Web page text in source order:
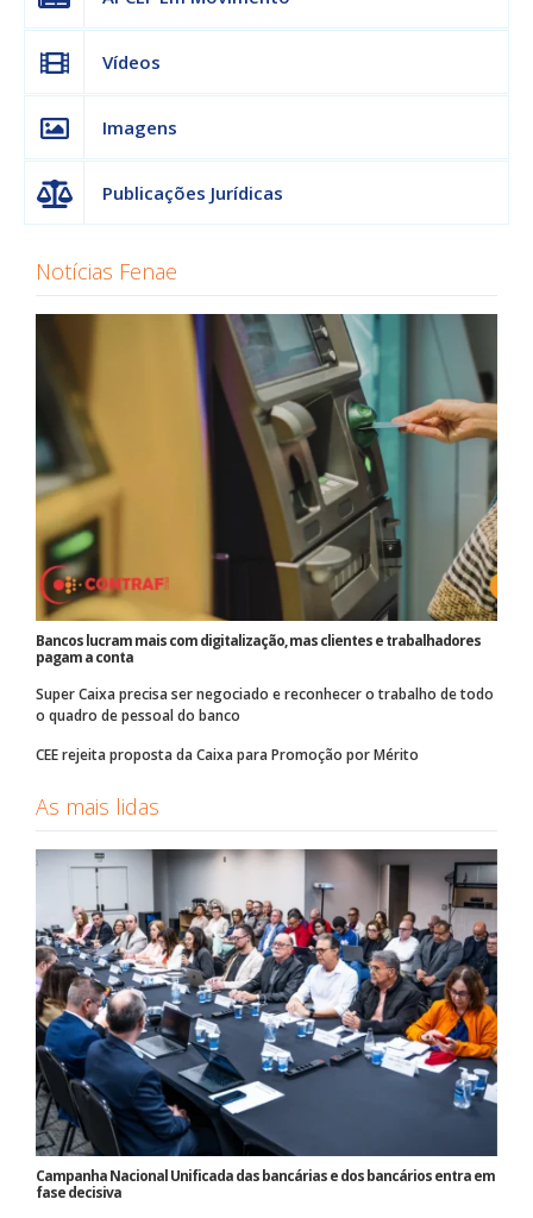
Vídeos
Imagens
Publicações Jurídicas
Notícias Fenae
Bancos lucram mais com digitalização, mas clientes e trabalhadores
pagam a conta
Super Caixa precisa ser negociado e reconhecer o trabalho de todo
o quadro de pessoal do banco
CEE rejeita proposta da Caixa para Promoção por Mérito
As mais lidas
Campanha Nacional Unificada das bancárias e dos bancários entra em
fase decisiva